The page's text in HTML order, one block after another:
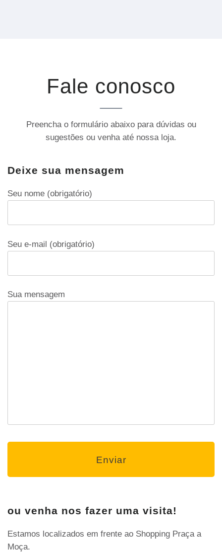
Fale conosco
Preencha o formulário abaixo para dúvidas ou
sugestões ou venha até nossa loja.
Deixe sua mensagem
Seu nome (obrigatório)
Seu e-mail (obrigatório)
Sua mensagem
ou venha nos fazer uma visita!
Estamos localizados em frente ao Shopping Praça a
Moça.